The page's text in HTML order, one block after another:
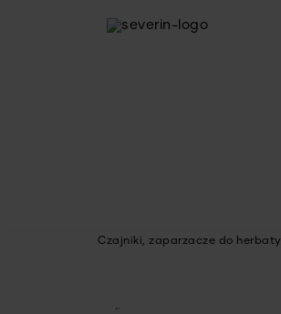
Czajniki, zaparzacze do herbaty